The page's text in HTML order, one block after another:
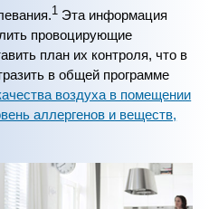
1 Эта информация
провоцирующие
план их контроля, что в
в общей программе
воздуха в помещении
аллергенов и веществ,